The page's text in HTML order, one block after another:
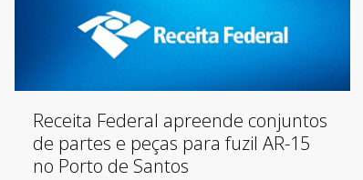
Receita Federal apreende conjuntos
de partes e peças para fuzil AR-15
no Porto de Santos